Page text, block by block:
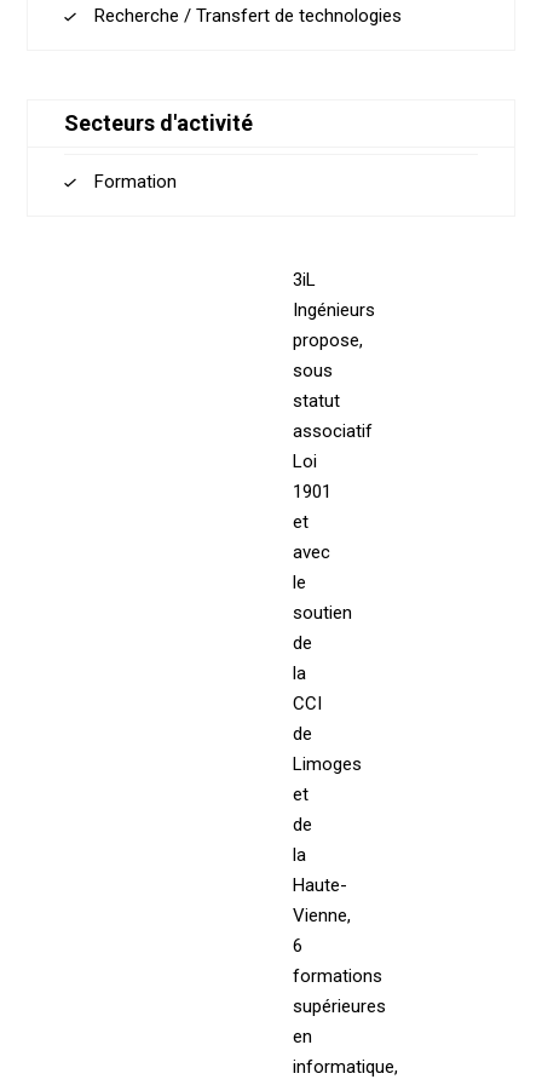
Recherche / Transfert de technologies
Secteurs d'activité
Formation
3iL
Ingénieurs
propose,
sous
statut
associatif
Loi
1901
et
avec
le
soutien
de
la
CCI
de
Limoges
et
de
la
Haute-
Vienne,
6
formations
supérieures
en
informatique,